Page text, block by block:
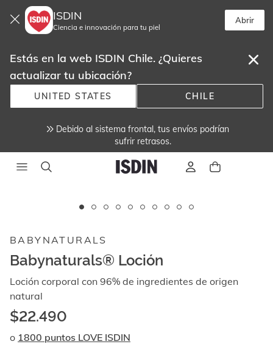
ISDIN
Ciencia e innovación para tu piel
Abrir
Estás en la web ISDIN Chile. ¿Quieres
actualizar tu ubicación?
UNITED STATES CHILE
Debido al sistema frontal, tus envíos podrían
sufrir retrasos.
imágenes
videos.
navegar
las
arriba
BABYNATURALS
Babynaturals® Loción
Loción corporal con 96% de ingredientes de origen
natural
$22.490
o 1800 puntos LOVE ISDIN